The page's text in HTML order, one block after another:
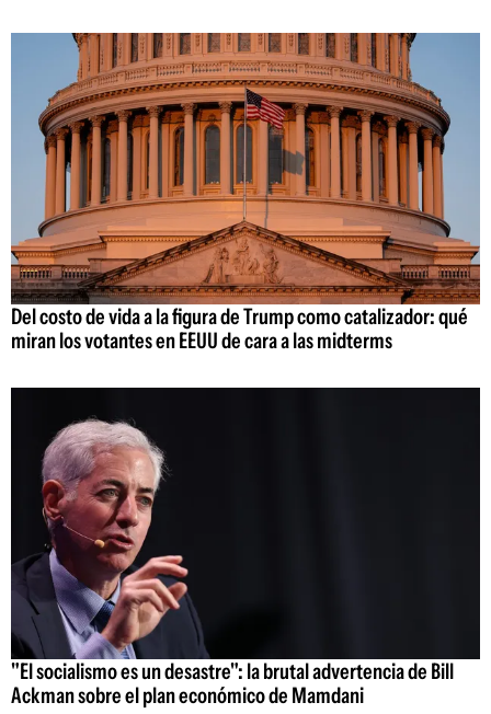
Del costo de vida a la figura de Trump como catalizador: qué
miran los votantes en EEUU de cara a las midterms
"El socialismo es un desastre": la brutal advertencia de Bill
Ackman sobre el plan económico de Mamdani